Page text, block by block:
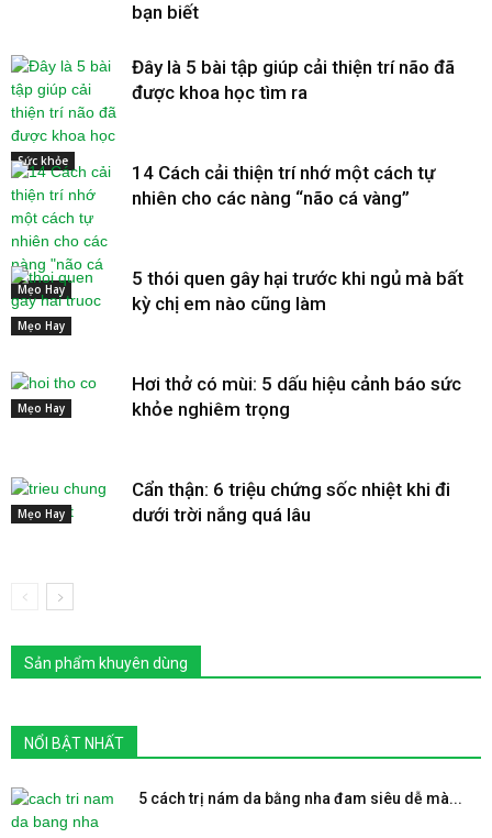
bạn biết
Sức khỏe
Đây là 5 bài tập giúp cải thiện trí não đã
được khoa học tìm ra
Mẹo Hay
14 Cách cải thiện trí nhớ một cách tự
nhiên cho các nàng “não cá vàng”
Mẹo Hay
5 thói quen gây hại trước khi ngủ mà bất
kỳ chị em nào cũng làm
Mẹo Hay
Hơi thở có mùi: 5 dấu hiệu cảnh báo sức
khỏe nghiêm trọng
Mẹo Hay
Cẩn thận: 6 triệu chứng sốc nhiệt khi đi
dưới trời nắng quá lâu
Sản phẩm khuyên dùng
NỔI BẬT NHẤT
5 cách trị nám da bằng nha đam siêu dễ mà...